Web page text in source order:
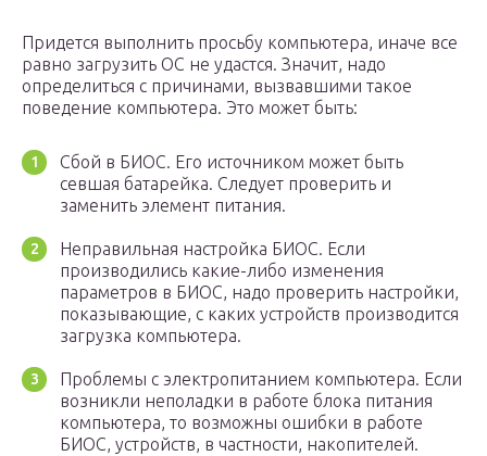
Придется выполнить просьбу компьютера, иначе все
равно загрузить ОС не удастся. Значит, надо
определиться с причинами, вызвавшими такое
поведение компьютера. Это может быть:
Сбой в БИОС. Его источником может быть
севшая батарейка. Следует проверить и
заменить элемент питания.
Неправильная настройка БИОС. Если
производились какие-либо изменения
параметров в БИОС, надо проверить настройки,
показывающие, с каких устройств производится
загрузка компьютера.
Проблемы с электропитанием компьютера. Если
возникли неполадки в работе блока питания
компьютера, то возможны ошибки в работе
БИОС, устройств, в частности, накопителей.